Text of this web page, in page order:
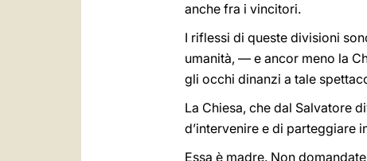
anche fra i vincitori.
I riflessi di queste divisioni
umanità, — e ancor meno la
gli occhi dinanzi a tale
La Chiesa, che dal Salvatore
d’intervenire e di parteggiare
Essa è madre. Non